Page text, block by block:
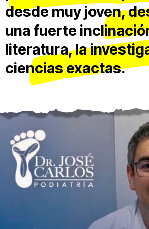
desde muy joven,
una fuerte
literatura, la
ciencias exactas.